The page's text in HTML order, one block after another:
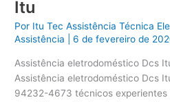
Itu
Por Itu Tec Assistência Técnica
Assistência |6 de fevereiro de
Assistência eletrodoméstico Dcs
Assistência eletrodoméstico Dcs
94232-4673 técnicos experientes